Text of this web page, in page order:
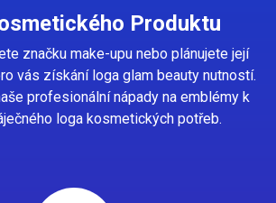
Produktu
značku make-upu nebo plánujete její
vás získání loga glam beauty nutností.
profesionální nápady na emblémy k
loga kosmetických potřeb.